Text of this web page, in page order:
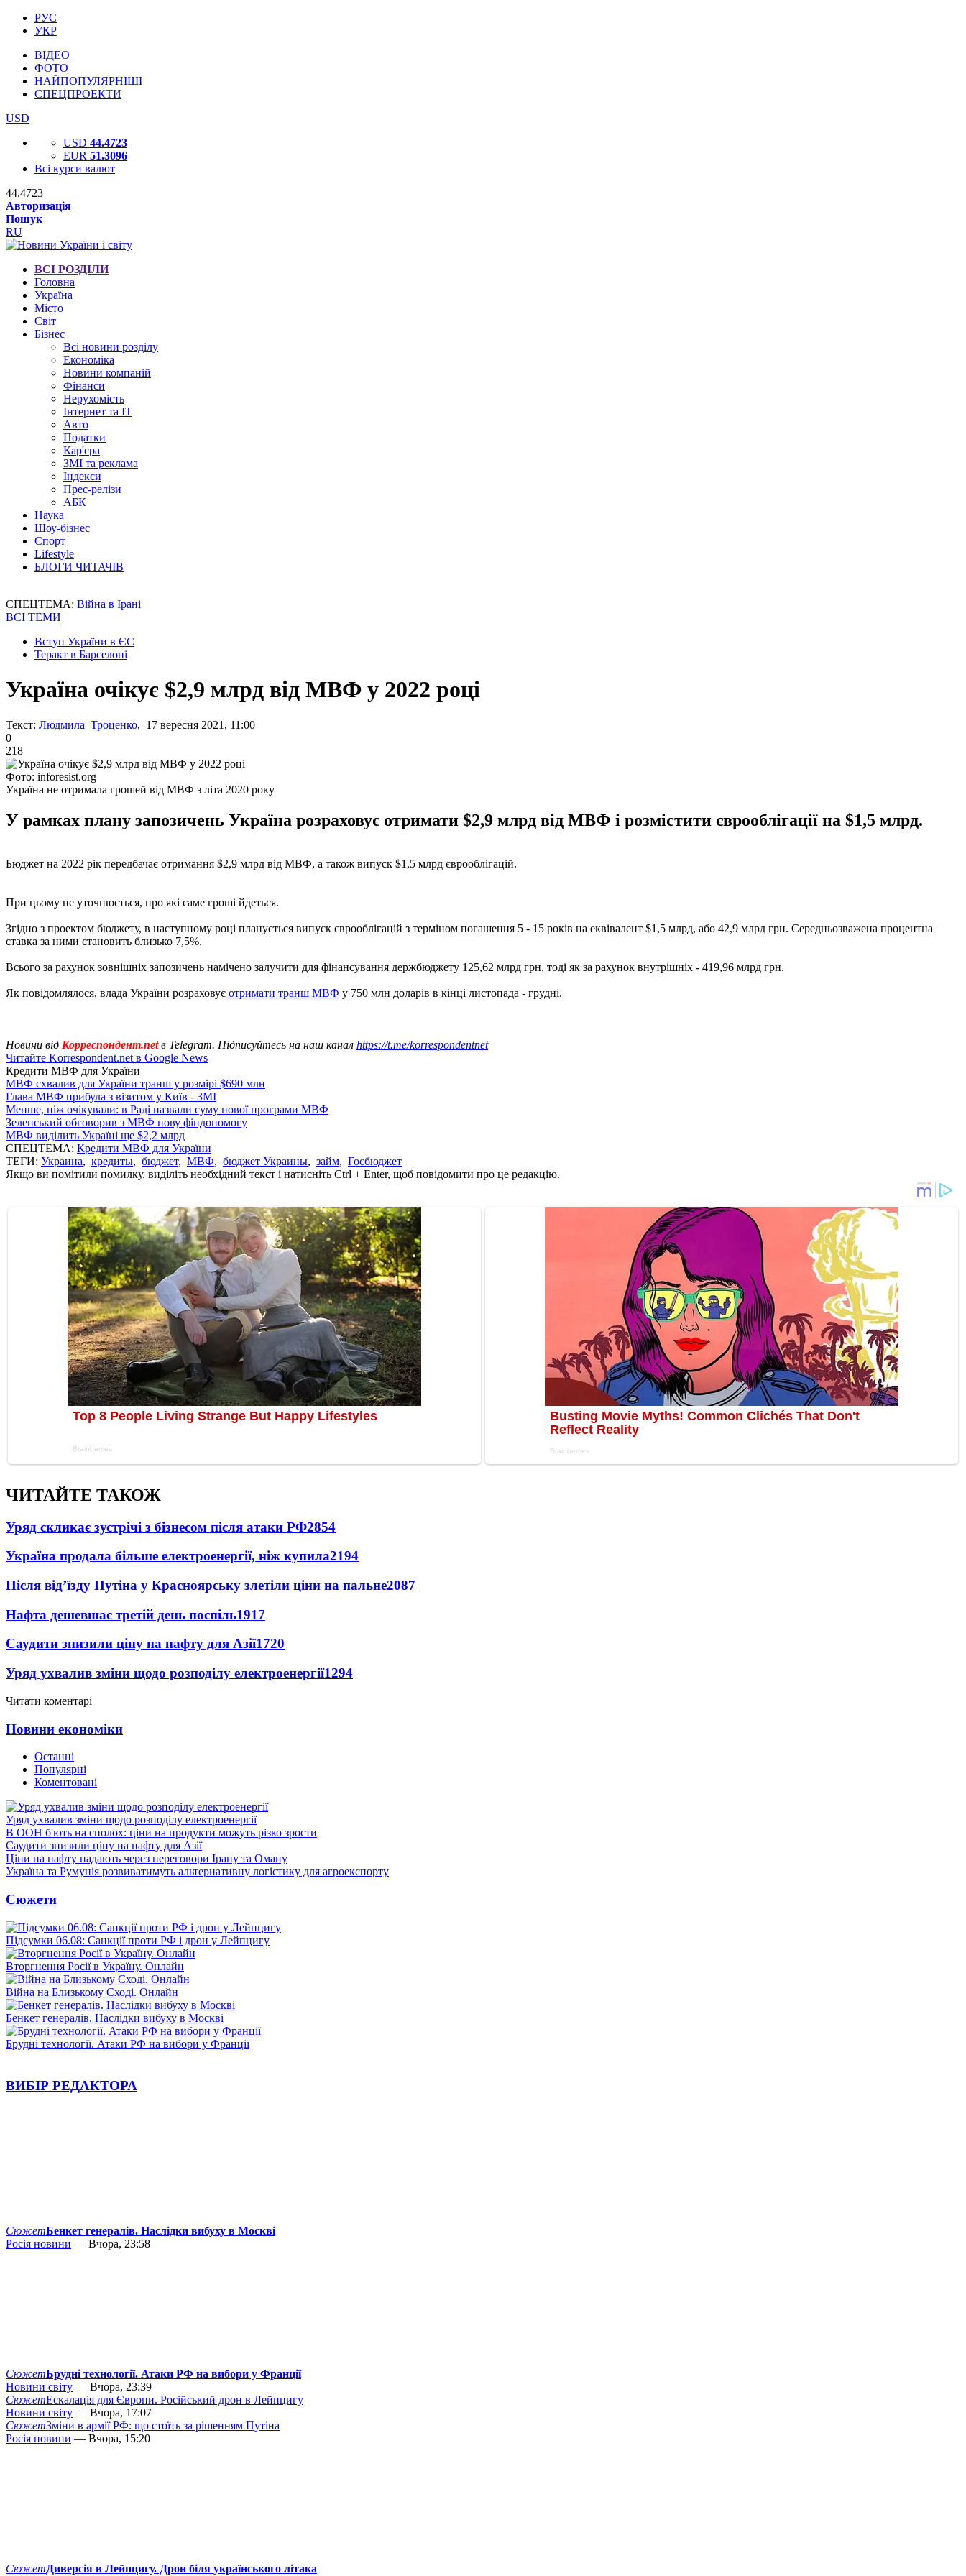
РУС
УКР
ВІДЕО
ФОТО
НАЙПОПУЛЯРНІШІ
СПЕЦПРОЕКТИ
USD
USD 44.4723
EUR 51.3096
Всі курси валют
44.4723
Авторизація
Пошук
RU
ВСІ РОЗДІЛИ
Головна
Україна
Місто
Світ
Бізнес
Всі новини розділу
Економіка
Новини компаній
Фінанси
Нерухомість
Інтернет та IT
Авто
Податки
Кар'єра
ЗМІ та реклама
Індекси
Прес-релізи
АБК
Наука
Шоу-бізнес
Спорт
Lifestyle
БЛОГИ ЧИТАЧІВ
СПЕЦТЕМА: Війна в Ірані
ВСІ ТЕМИ
Вступ України в ЄС
Теракт в Барселоні
Україна очікує $2,9 млрд від МВФ у 2022 році
Текст: Людмила Троценко, 17 вересня 2021, 11:00
0
218
Фото: inforesist.org
Україна не отримала грошей від МВФ з літа 2020 року
У рамках плану запозичень Україна розраховує отримати $2,9 млрд від МВФ і розмістити єврооблігації на $1,5 млрд.
Бюджет на 2022 рік передбачає отримання $2,9 млрд від МВФ, а також випуск $1,5 млрд єврооблігацій.
При цьому не уточнюється, про які саме гроші йдеться.
Згідно з проектом бюджету, в наступному році планується випуск єврооблігацій з терміном погашення 5 - 15 років на еквівалент $1,5 млрд, або 42,9 млрд грн. Середньозважена процентна
ставка за ними становить близько 7,5%.
Всього за рахунок зовнішніх запозичень намічено залучити для фінансування держбюджету 125,62 млрд грн, тоді як за рахунок внутрішніх - 419,96 млрд грн.
Як повідомлялося, влада України розраховує отримати транш МВФ у 750 млн доларів в кінці листопада - грудні.
Новини від Корреспондент.netв Telegram. Підписуйтесь на наш канал https://t.me/korrespondentnet
Читайте Korrespondent.net в Google News
Кредити МВФ для України
МВФ схвалив для України транш у розмірі $690 млн
Глава МВФ прибула з візитом у Київ - ЗМІ
Менше, ніж очікували: в Раді назвали суму нової програми МВФ
Зеленський обговорив з МВФ нову фіндопомогу
МВФ виділить Україні ще $2,2 млрд
СПЕЦТЕМА: Кредити МВФ для України
ТЕГИ: Украина, кредиты, бюджет, МВФ, бюджет Украины, займ, Госбюджет
Якщо ви помітили помилку, виділіть необхідний текст і натисніть Ctrl + Enter, щоб повідомити про це редакцію.
ЧИТАЙТЕ ТАКОЖ
Уряд скликає зустрічі з бізнесом після атаки РФ2854
Україна продала більше електроенергії, ніж купила2194
Після від’їзду Путіна у Красноярську злетіли ціни на пальне2087
Нафта дешевшає третій день поспіль1917
Саудити знизили ціну на нафту для Азії1720
Уряд ухвалив зміни щодо розподілу електроенергії1294
Читати коментарі
Новини економіки
Останні
Популярні
Коментовані
Уряд ухвалив зміни щодо розподілу електроенергії
В ООН б'ють на сполох: ціни на продукти можуть різко зрости
Саудити знизили ціну на нафту для Азії
Ціни на нафту падають через переговори Ірану та Оману
Україна та Румунія розвиватимуть альтернативну логістику для агроекспорту
Сюжети
Підсумки 06.08: Санкції проти РФ і дрон у Лейпцигу
Вторгнення Росії в Україну. Онлайн
Війна на Близькому Сході. Онлайн
Бенкет генералів. Наслідки вибуху в Москві
Брудні технології. Атаки РФ на вибори у Франції
ВИБІР РЕДАКТОРА
СюжетБенкет генералів. Наслідки вибуху в Москві
Росія новини — Вчора, 23:58
СюжетБрудні технології. Атаки РФ на вибори у Франції
Новини світу — Вчора, 23:39
СюжетЕскалація для Європи. Російський дрон в Лейпцигу
Новини світу — Вчора, 17:07
СюжетЗміни в армії РФ: що стоїть за рішенням Путіна
Росія новини — Вчора, 15:20
СюжетДиверсія в Лейпцигу. Дрон біля українського літака